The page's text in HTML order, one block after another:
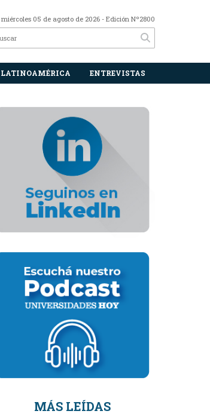
miércoles 05 de agosto de 2026 - Edición Nº2800
LATINOAMÉRICA ENTREVISTAS
MÁS LEÍDAS